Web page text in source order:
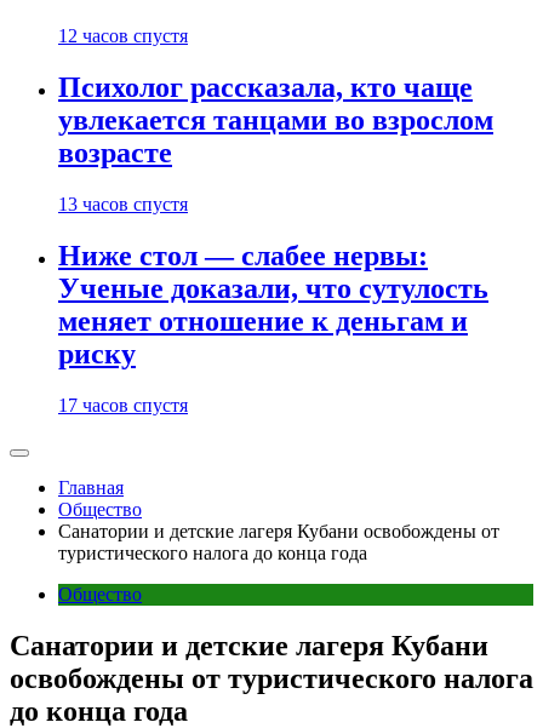
12 часов спустя
Психолог рассказала, кто чаще
увлекается танцами во взрослом
возрасте
13 часов спустя
Ниже стол — слабее нервы:
Ученые доказали, что сутулость
меняет отношение к деньгам и
риску
17 часов спустя
Главная
Общество
Санатории и детские лагеря Кубани освобождены от
туристического налога до конца года
Общество
Санатории и детские лагеря Кубани
освобождены от туристического налога
до конца года